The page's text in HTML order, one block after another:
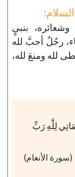
السلام:
وشعائره، بنبيٍ
رجُلٌ أحبَّ لله
لله ومنعَ لله،
لِلَّهِ رَبِّ
(سورة الأنعام)